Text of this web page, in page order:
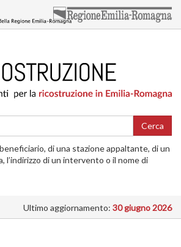
Cerca
di una stazione appaltante, di un
l’indirizzo di un intervento o il nome di
Ultimo aggiornamento: 30 giugno 2026